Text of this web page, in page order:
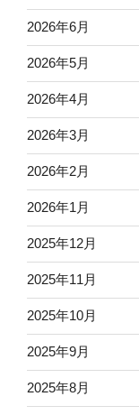
2026年6月
2026年5月
2026年4月
2026年3月
2026年2月
2026年1月
2025年12月
2025年11月
2025年10月
2025年9月
2025年8月